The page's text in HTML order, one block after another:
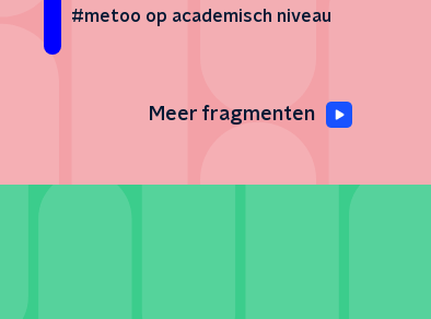
#metoo op academisch niveau
Meer fragmenten